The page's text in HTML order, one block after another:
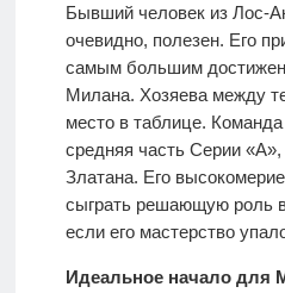
Бывший человек из Лос-
очевидно, полезен. Его
самым большим
Милана. Хозяева между
место в таблице. Команда
средняя часть Серии
Златана. Его
сыграть решающую роль
если его мастерство
Идеальное начало для